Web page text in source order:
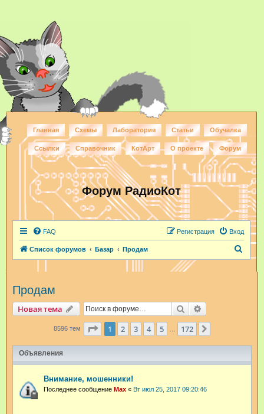
Главная Схемы Лаборатория Статьи Обучалка
Ссылки Справочник КотАрт О проекте Форум
Форум РадиоКот
FAQ Вход
Регистрация
Список форумов Базар Продам
Продам
Новая тема Поиск
8596 тем Страница из 172
1 2 3 4 5 172
Объявления
Внимание, мошенники!
Последнее сообщение Max « Вт июл 25, 2017 09:20:46